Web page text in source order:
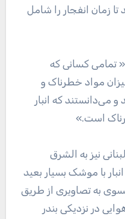
تا زمان انفجار را شامل
« تمامی کسانی که
مواد خطرناک و
و می‌دانستند که انبار
است.»
نیز به الشرق
با موشک بسیار بعید
به تصاویری از طریق
در نزدیکی بندر